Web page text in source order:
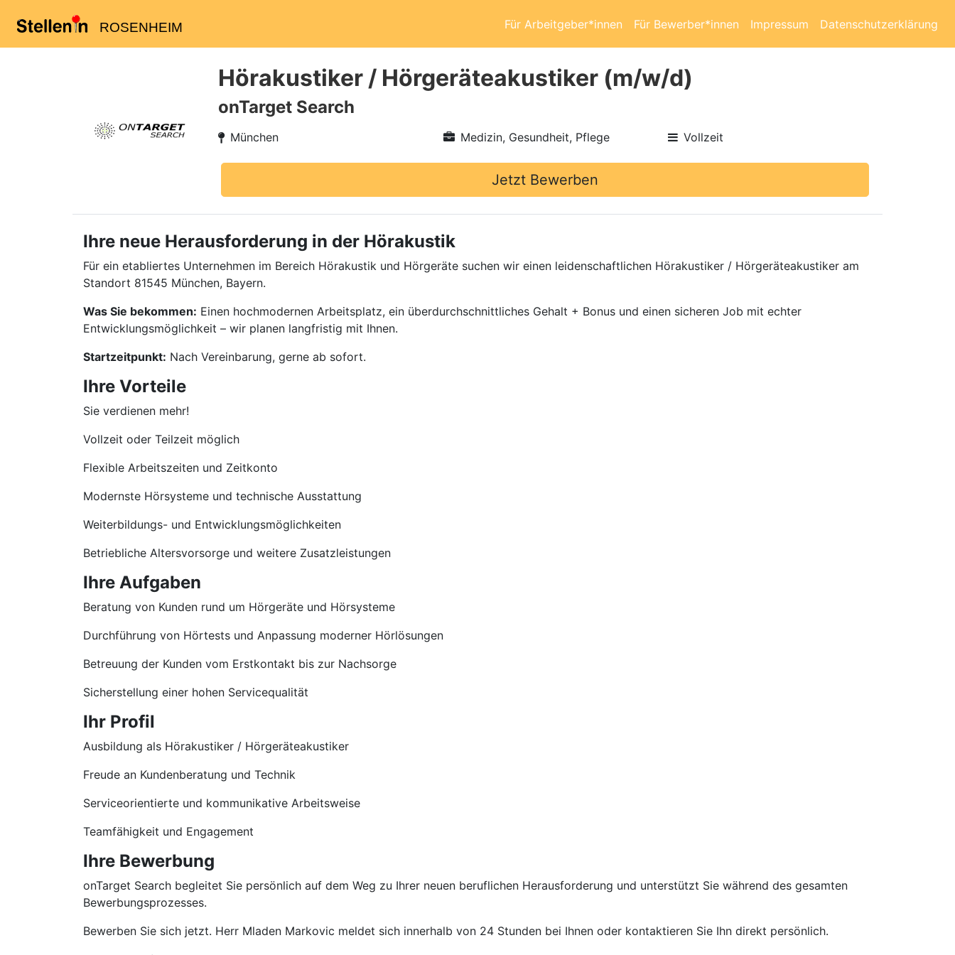
ROSENHEIM Für Arbeitgeber*innen Für Bewerber*innen Impressum Datenschutzerklärung
Hörakustiker / Hörgeräteakustiker (m/w/d)
onTarget Search
München Medizin, Gesundheit, Pflege Vollzeit
Jetzt Bewerben
Ihre neue Herausforderung in der Hörakustik
Für ein etabliertes Unternehmen im Bereich Hörakustik und Hörgeräte suchen wir einen leidenschaftlichen Hörakustiker / Hörgeräteakustiker am
Standort 81545 München, Bayern.
Was Sie bekommen: Einen hochmodernen Arbeitsplatz, ein überdurchschnittliches Gehalt + Bonus und einen sicheren Job mit echter
Entwicklungsmöglichkeit – wir planen langfristig mit Ihnen.
Startzeitpunkt: Nach Vereinbarung, gerne ab sofort.
Ihre Vorteile
Sie verdienen mehr!
Vollzeit oder Teilzeit möglich
Flexible Arbeitszeiten und Zeitkonto
Modernste Hörsysteme und technische Ausstattung
Weiterbildungs- und Entwicklungsmöglichkeiten
Betriebliche Altersvorsorge und weitere Zusatzleistungen
Ihre Aufgaben
Beratung von Kunden rund um Hörgeräte und Hörsysteme
Durchführung von Hörtests und Anpassung moderner Hörlösungen
Betreuung der Kunden vom Erstkontakt bis zur Nachsorge
Sicherstellung einer hohen Servicequalität
Ihr Profil
Ausbildung als Hörakustiker / Hörgeräteakustiker
Freude an Kundenberatung und Technik
Serviceorientierte und kommunikative Arbeitsweise
Teamfähigkeit und Engagement
Ihre Bewerbung
onTarget Search begleitet Sie persönlich auf dem Weg zu Ihrer neuen beruflichen Herausforderung und unterstützt Sie während des gesamten
Bewerbungsprozesses.
Bewerben Sie sich jetzt. Herr Mladen Markovic meldet sich innerhalb von 24 Stunden bei Ihnen oder kontaktieren Sie Ihn direkt persönlich.